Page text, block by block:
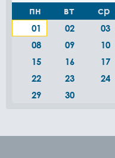
пн
вт ср
01 02 03
08
09 10
15
16 17
22
23 24
29
30